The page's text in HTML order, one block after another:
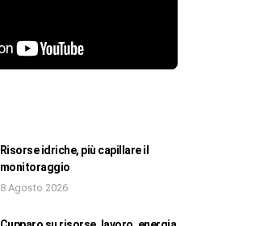
Risorse idriche, più capillare il
monitoraggio
8 Agosto 2026